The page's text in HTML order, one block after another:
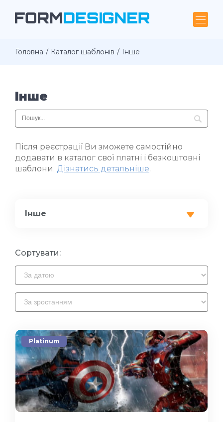
Головна Каталог шаблонів Інше
Інше
Після реєстрації Ви зможете самостійно
додавати в каталог свої платні і безкоштовні
шаблони. Дізнатись детальніше.
Інше
Сортувати:
Platinum